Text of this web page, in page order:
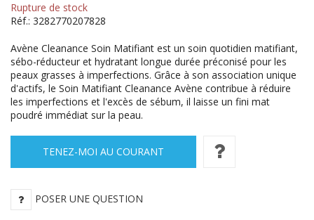
Rupture de stock
Réf.: 3282770207828
Avène Cleanance Soin Matifiant est un soin quotidien matifiant,
sébo-réducteur et hydratant longue durée préconisé pour les
peaux grasses à imperfections. Grâce à son association unique
d'actifs, le Soin Matifiant Cleanance Avène contribue à réduire
les imperfections et l'excès de sébum, il laisse un fini mat
poudré immédiat sur la peau.
TENEZ-MOI AU COURANT
POSER UNE QUESTION